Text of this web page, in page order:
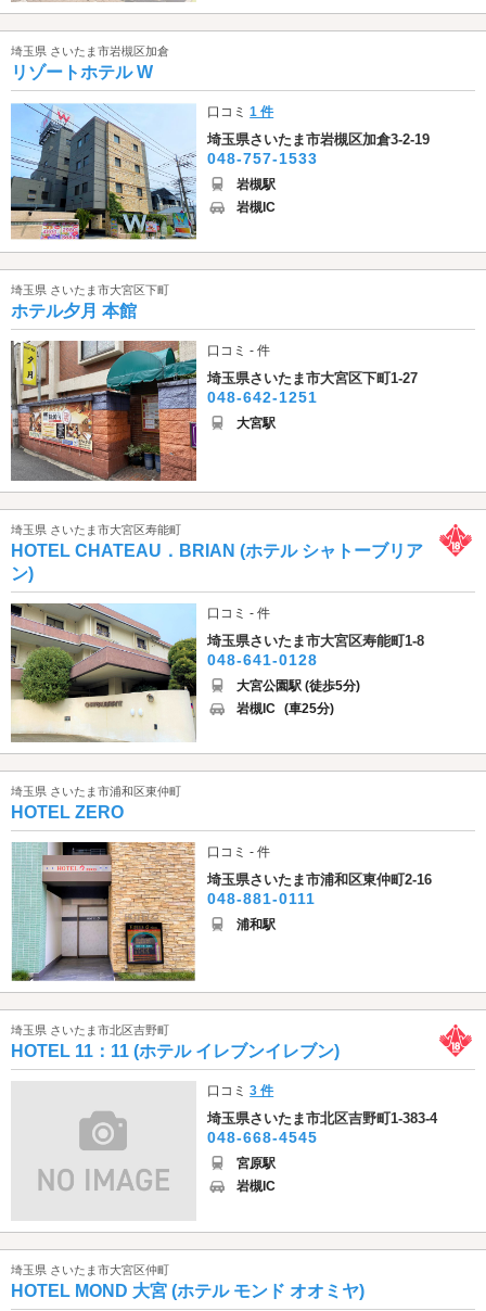
埼玉県 さいたま市岩槻区加倉
リゾートホテル W
口コミ1 件
埼玉県さいたま市岩槻区加倉3-2-19
048-757-1533
岩槻駅
岩槻IC
埼玉県 さいたま市大宮区下町
ホテル夕月 本館
口コミ - 件
埼玉県さいたま市大宮区下町1-27
048-642-1251
大宮駅
埼玉県 さいたま市大宮区寿能町
HOTEL CHATEAU．BRIAN (ホテル シャトーブリア
ン)
口コミ - 件
埼玉県さいたま市大宮区寿能町1-8
048-641-0128
大宮公園駅 (徒歩5分)
岩槻IC (車25分)
埼玉県 さいたま市浦和区東仲町
HOTEL ZERO
口コミ - 件
埼玉県さいたま市浦和区東仲町2-16
048-881-0111
浦和駅
埼玉県 さいたま市北区吉野町
HOTEL 11：11 (ホテル イレブンイレブン)
口コミ3 件
埼玉県さいたま市北区吉野町1-383-4
048-668-4545
宮原駅
岩槻IC
埼玉県 さいたま市大宮区仲町
HOTEL MOND 大宮 (ホテル モンド オオミヤ)